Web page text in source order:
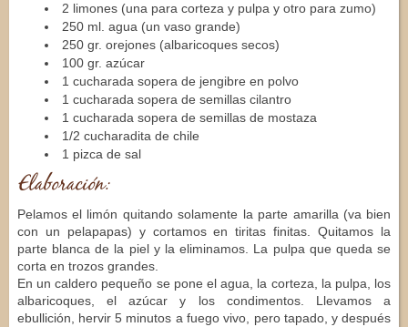
2 limones (una para corteza y pulpa y otro para zumo)
250 ml. agua (un vaso grande)
250 gr. orejones (albaricoques secos)
100 gr. azúcar
1 cucharada sopera de jengibre en polvo
1 cucharada sopera de semillas cilantro
1 cucharada sopera de semillas de mostaza
1/2 cucharadita de chile
1 pizca de sal
Elaboración:
Pelamos el limón quitando solamente la parte amarilla (va bien
con un pelapapas) y cortamos en tiritas finitas. Quitamos la
parte blanca de la piel y la eliminamos. La pulpa que queda se
corta en trozos grandes.
En un caldero pequeño se pone el agua, la corteza, la pulpa, los
albaricoques, el azúcar y los condimentos. Llevamos a
ebullición, hervir 5 minutos a fuego vivo, pero tapado, y después